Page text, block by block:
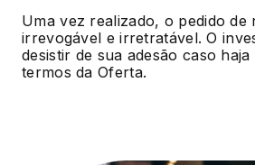
Uma vez realizado, o pedido de
irrevogável e irretratável. O
desistir de sua adesão caso
termos da Oferta.